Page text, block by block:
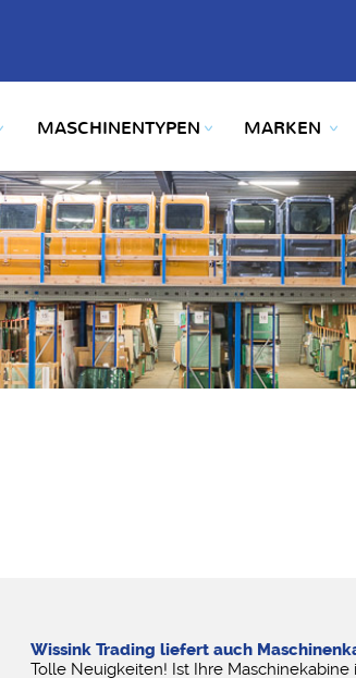
MASCHINENTYPEN MARKEN
Wissink Trading liefert auch
Tolle Neuigkeiten! Ist Ihre Maschinekabine